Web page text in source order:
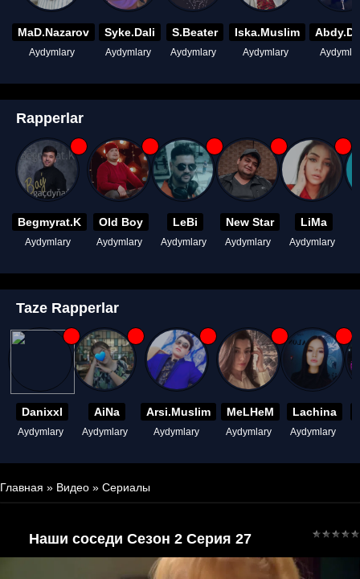
MaD.Nazarov
Aydymlary
Syke.Dali
Aydymlary
S.Beater
Aydymlary
Iska.Muslim
Aydymlary
Rapperlar
Begmyrat.K
Aydymlary
Old Boy
Aydymlary
LeBi
Aydymlary
New Star
Aydymlary
LiMa
Aydymlary
Taze Rapperlar
Danixxl
Aydymlary
AiNa
Aydymlary
Arsi.Muslim
Aydymlary
MeLHeM
Aydymlary
Lachina
Aydymlary
Главная » Видео » Сериалы
Наши соседи Сезон 2 Серия 27